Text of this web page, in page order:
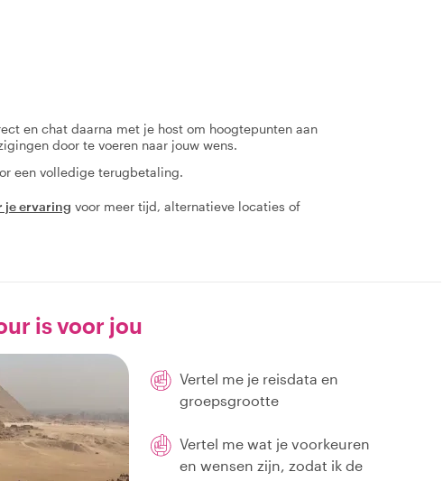
en chat daarna met je host om hoogtepunten aan
door te voeren naar jouw wens.
een volledige terugbetaling.
je ervaring voor meer tijd, alternatieve locaties of
is voor jou
Vertel me je reisdata en
groepsgrootte
Vertel me wat je voorkeuren
en wensen zijn, zodat ik de